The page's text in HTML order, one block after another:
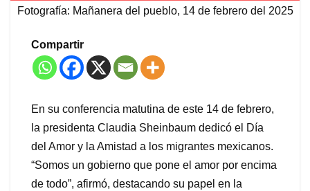
Fotografía: Mañanera del pueblo, 14 de febrero del 2025
Compartir
En su conferencia matutina de este 14 de febrero,
la presidenta Claudia Sheinbaum dedicó el Día
del Amor y la Amistad a los migrantes mexicanos.
“Somos un gobierno que pone el amor por encima
de todo”, afirmó, destacando su papel en la